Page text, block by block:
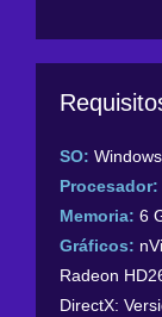
SO:
Procesador:
Memoria: 6
Gráficos:
Radeon
DirectX: